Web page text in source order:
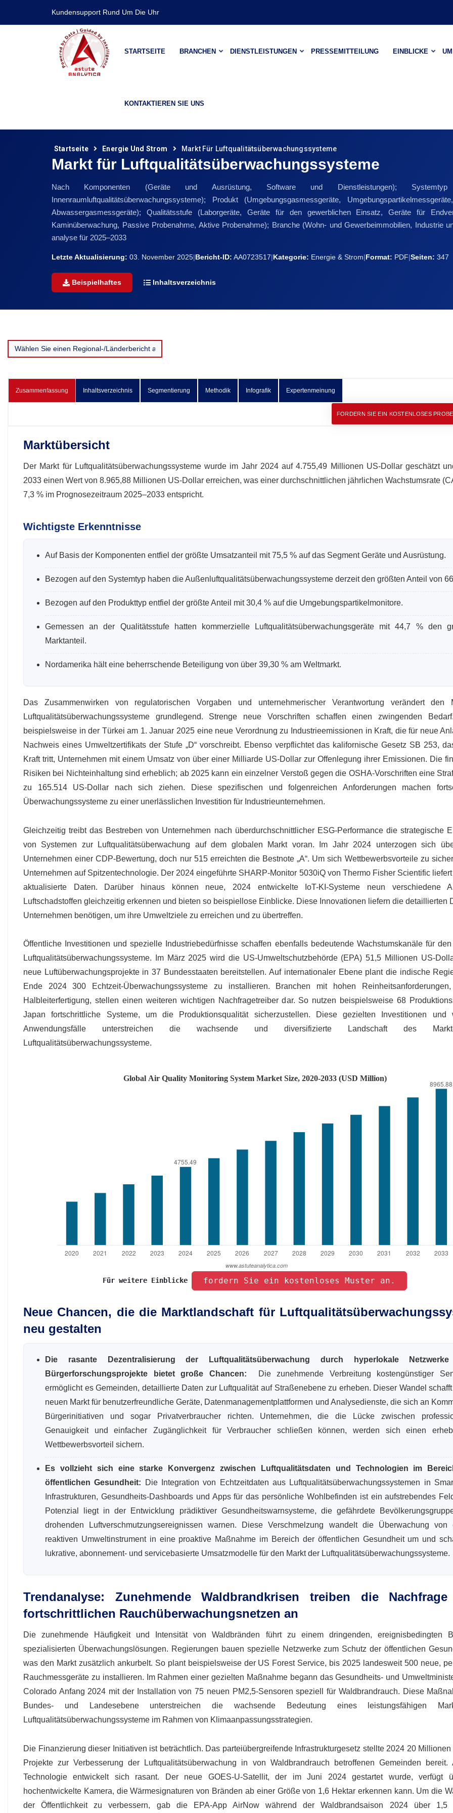
Kundensupport Rund Um Die Uhr
STARTSEITE BRANCHEN DIENSTLEISTUNGEN PRESSEMITTEILUNG EINBLICKE UM
KONTAKTIEREN SIE UNS
Startseite Energie Und Strom Markt Für Luftqualitätsüberwachungssysteme
Markt für Luftqualitätsüberwachungssysteme
Nach Komponenten (Geräte und Ausrüstung, Software und Dienstleistungen); Systemtyp
Innenraumluftqualitätsüberwachungssysteme); Produkt (Umgebungsgasmessgeräte,
Abwassergasmessgeräte); Qualitätsstufe (Laborgeräte, Geräte für den gewerblichen Einsatz, Geräte für
Kaminüberwachung, Passive Probenahme, Aktive Probenahme); Branche (Wohn- und Gewerbeimmobilien, Industrie
analyse für 2025–2033
Letzte Aktualisierung: 03. November 2025|Bericht-ID: AA0723517|Kategorie: Energie & Strom|Format: PDF|Seiten: 347
Beispielhaftes Inhaltsverzeichnis
Zusammenfassung Inhaltsverzeichnis Segmentierung Methodik Infografik Expertenmeinung
FORDERN SIE EIN KOSTENLOSES
Marktübersicht
Der Markt für Luftqualitätsüberwachungssysteme wurde im Jahr 2024 auf 4.755,49 Millionen US-Dollar geschätzt
2033 einen Wert von 8.965,88 Millionen US-Dollar erreichen, was einer durchschnittlichen jährlichen Wachstumsrate
7,3 % im Prognosezeitraum 2025–2033 entspricht.
Wichtigste Erkenntnisse
Auf Basis der Komponenten entfiel der größte Umsatzanteil mit 75,5 % auf das Segment Geräte und Ausrüstung.
Bezogen auf den Systemtyp haben die Außenluftqualitätsüberwachungssysteme derzeit den größten Anteil von
Bezogen auf den Produkttyp entfiel der größte Anteil mit 30,4 % auf die Umgebungspartikelmonitore.
Gemessen an der Qualitätsstufe hatten kommerzielle Luftqualitätsüberwachungsgeräte mit 44,7 % den
Marktanteil.
Nordamerika hält eine beherrschende Beteiligung von über 39,30 % am Weltmarkt.
Das Zusammenwirken von regulatorischen Vorgaben und unternehmerischer Verantwortung verändert den
Luftqualitätsüberwachungssysteme grundlegend. Strenge neue Vorschriften schaffen einen zwingenden
beispielsweise in der Türkei am 1. Januar 2025 eine neue Verordnung zu Industrieemissionen in Kraft, die für neue
Nachweis eines Umweltzertifikats der Stufe „D“ vorschreibt. Ebenso verpflichtet das kalifornische Gesetz SB 253,
Kraft tritt, Unternehmen mit einem Umsatz von über einer Milliarde US-Dollar zur Offenlegung ihrer Emissionen. Die
Risiken bei Nichteinhaltung sind erheblich; ab 2025 kann ein einzelner Verstoß gegen die OSHA-Vorschriften eine
zu 165.514 US-Dollar nach sich ziehen. Diese spezifischen und folgenreichen Anforderungen machen
Überwachungssysteme zu einer unerlässlichen Investition für Industrieunternehmen.
Gleichzeitig treibt das Bestreben von Unternehmen nach überdurchschnittlicher ESG-Performance die strategische
von Systemen zur Luftqualitätsüberwachung auf dem globalen Markt voran. Im Jahr 2024 unterzogen sich
Unternehmen einer CDP-Bewertung, doch nur 515 erreichten die Bestnote „A“. Um sich Wettbewerbsvorteile zu
Unternehmen auf Spitzentechnologie. Der 2024 eingeführte SHARP-Monitor 5030iQ von Thermo Fisher Scientific
aktualisierte Daten. Darüber hinaus können neue, 2024 entwickelte IoT-KI-Systeme neun verschiedene
Luftschadstoffen gleichzeitig erkennen und bieten so beispiellose Einblicke. Diese Innovationen liefern die detaillierten
Unternehmen benötigen, um ihre Umweltziele zu erreichen und zu übertreffen.
Öffentliche Investitionen und spezielle Industriebedürfnisse schaffen ebenfalls bedeutende Wachstumskanäle für
Luftqualitätsüberwachungssysteme. Im März 2025 wird die US-Umweltschutzbehörde (EPA) 51,5 Millionen US-
neue Luftüberwachungsprojekte in 37 Bundesstaaten bereitstellen. Auf internationaler Ebene plant die indische
Ende 2024 300 Echtzeit-Überwachungssysteme zu installieren. Branchen mit hohen
Halbleiterfertigung, stellen einen weiteren wichtigen Nachfragetreiber dar. So nutzen beispielsweise 68
Japan fortschrittliche Systeme, um die Produktionsqualität sicherzustellen. Diese gezielten Investitionen und
Anwendungsfälle unterstreichen die wachsende und diversifizierte Landschaft des
Luftqualitätsüberwachungssysteme.
Für weitere Einblicke fordern Sie ein kostenloses Muster an.
Neue Chancen, die die Marktlandschaft für
neu gestalten
Die rasante Dezentralisierung der Luftqualitätsüberwachung durch hyperlokale
Bürgerforschungsprojekte bietet große Chancen:
Die zunehmende Verbreitung kostengünstiger
ermöglicht es Gemeinden, detaillierte Daten zur Luftqualität auf Straßenebene zu erheben. Dieser Wandel
neuen Markt für benutzerfreundliche Geräte, Datenmanagementplattformen und Analysedienste, die sich an
Bürgerinitiativen und sogar Privatverbraucher richten. Unternehmen, die die Lücke zwischen
Genauigkeit und einfacher Zugänglichkeit für Verbraucher schließen können, werden sich einen
Wettbewerbsvorteil sichern.
Es vollzieht sich eine starke Konvergenz zwischen Luftqualitätsdaten und Technologien im
öffentlichen Gesundheit: Die Integration von Echtzeitdaten aus Luftqualitätsüberwachungssystemen in
Infrastrukturen, Gesundheits-Dashboards und Apps für das persönliche Wohlbefinden ist ein aufstrebendes
Potenzial liegt in der Entwicklung prädiktiver Gesundheitswarnsysteme, die gefährdete
drohenden Luftverschmutzungsereignissen warnen. Diese Verschmelzung wandelt die Überwachung von
reaktiven Umweltinstrument in eine proaktive Maßnahme im Bereich der öffentlichen Gesundheit um und
lukrative, abonnement- und servicebasierte Umsatzmodelle für den Markt der Luftqualitätsüberwachungssysteme.
Trendanalyse: Zunehmende Waldbrandkrisen treiben die
fortschrittlichen Rauchüberwachungsnetzen an
Die zunehmende Häufigkeit und Intensität von Waldbränden führt zu einem dringenden, ereignisbedingten
spezialisierten Überwachungslösungen. Regierungen bauen spezielle Netzwerke zum Schutz der öffentlichen
was den Markt zusätzlich ankurbelt. So plant beispielsweise der US Forest Service, bis 2025 landesweit 500 neue,
Rauchmessgeräte zu installieren. Im Rahmen einer gezielten Maßnahme begann das Gesundheits- und
Colorado Anfang 2024 mit der Installation von 75 neuen PM2,5-Sensoren speziell für Waldbrandrauch. Diese
Bundes- und Landesebene unterstreichen die wachsende Bedeutung eines leistungsfähigen
Luftqualitätsüberwachungssysteme im Rahmen von Klimaanpassungsstrategien.
Die Finanzierung dieser Initiativen ist beträchtlich. Das parteiübergreifende Infrastrukturgesetz stellte 2024 20
Projekte zur Verbesserung der Luftqualitätsüberwachung in von Waldbrandrauch betroffenen Gemeinden bereit.
Technologie entwickelt sich rasant. Der neue GOES-U-Satellit, der im Juni 2024 gestartet wurde, verfügt
hochentwickelte Kamera, die Wärmesignaturen von Bränden ab einer Größe von 1,6 Hektar erkennen kann. Um die
der Öffentlichkeit zu verbessern, gab die EPA-App AirNow während der Waldbrandsaison 2024 über 1,5